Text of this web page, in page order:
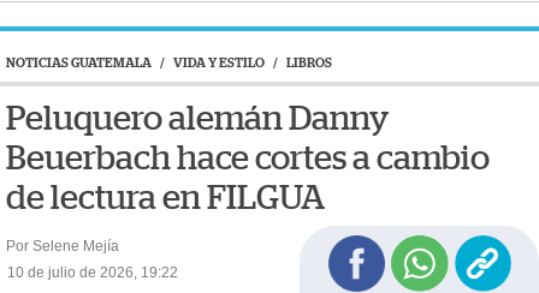
NOTICIAS GUATEMALA / VIDA Y ESTILO / LIBROS
Peluquero alemán Danny
Beuerbach hace cortes a cambio
de lectura en FILGUA
Por Selene Mejía
10 de julio de 2026, 19:22